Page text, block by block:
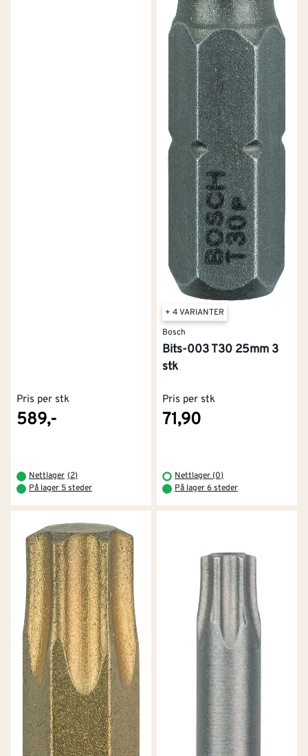
Pris per stk
589,-
Nettlager (2)
På lager 5 steder
+ 4 VARIANTER
Bosch
Bits-003 T30 25mm 3
stk
Pris per stk
71,90
Nettlager (0)
På lager 6 steder